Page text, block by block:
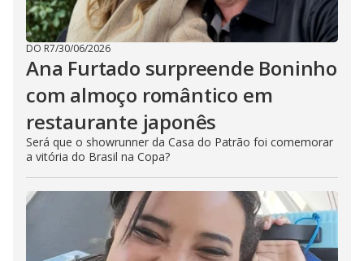
DO R7/30/06/2026
Ana Furtado surpreende Boninho
com almoço romântico em
restaurante japonês
Será que o showrunner da Casa do Patrão foi comemorar
a vitória do Brasil na Copa?